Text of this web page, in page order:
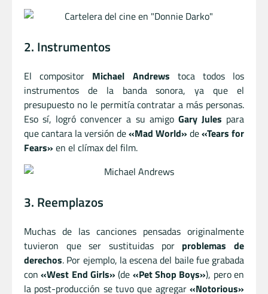
2. Instrumentos
El compositor Michael Andrews toca todos los
instrumentos de la banda sonora, ya que el
presupuesto no le permitía contratar a más personas.
Eso sí, logró convencer a su amigo Gary Jules para
que cantara la versión de«Mad World» de«Tears for
Fears» en el clímax del film.
3. Reemplazos
Muchas de las canciones pensadas originalmente
tuvieron que ser sustituidas por problemas de
derechos. Por ejemplo, la escena del baile fue grabada
con«West End Girls» (de «Pet Shop Boys»), pero en
la post-producción se tuvo que agregar «Notorious»